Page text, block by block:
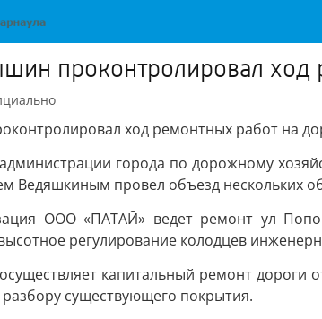
проконтролировал
ход ремонтных работ на
города по дорожному
Ведяшкиным провел объезд нескольких
ООО «ПАТАЙ» ведет ремонт ул
регулирование колодцев
капитальный ремонт дороги
существующего покрытия.